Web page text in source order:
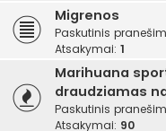
Migrenos
Paskutinis
Atsakymai: 1
Marihuana
draudziamas
Paskutinis
Atsakymai: 90